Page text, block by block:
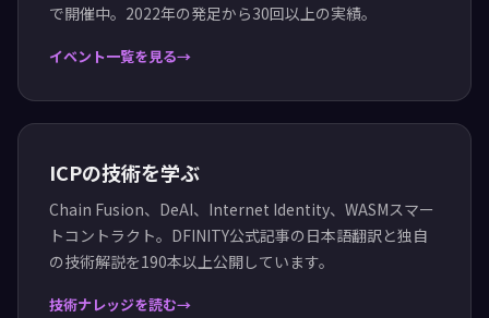
で開催中。2022年の発足から30回以上の実績。
イベント一覧を見る
ICPの技術を学ぶ
Chain Fusion、DeAI、Internet Identity、WASMスマー
トコントラクト。DFINITY公式記事の日本語翻訳と独自
の技術解説を190本以上公開しています。
技術ナレッジを読む